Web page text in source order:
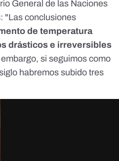
General de las Naciones
"Las conclusiones
de temperatura
drásticos e irreversibles
si seguimos como
habremos subido tres